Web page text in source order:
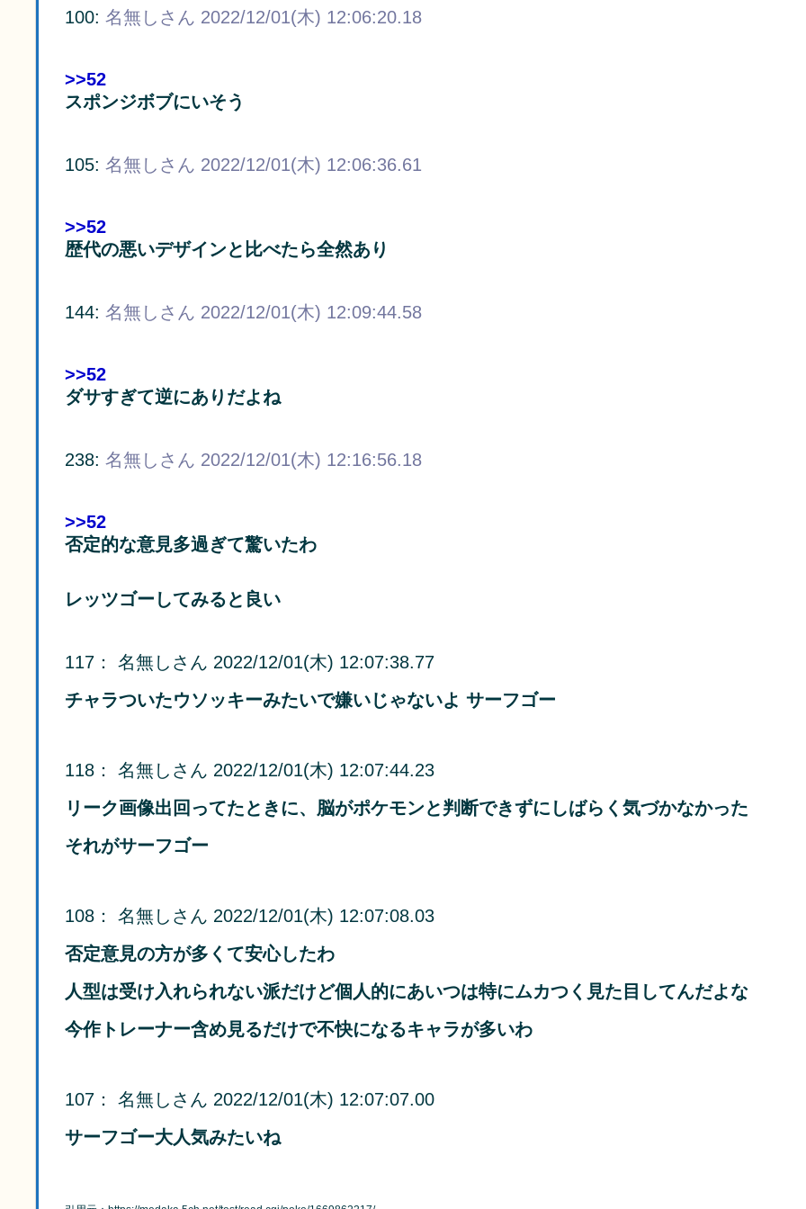
100: 名無しさん 2022/12/01(木) 12:06:20.18
>>52
スポンジボブにいそう
105: 名無しさん 2022/12/01(木) 12:06:36.61
>>52
歴代の悪いデザインと比べたら全然あり
144: 名無しさん 2022/12/01(木) 12:09:44.58
>>52
ダサすぎて逆にありだよね
238: 名無しさん 2022/12/01(木) 12:16:56.18
>>52
否定的な意見多過ぎて驚いたわ
レッツゴーしてみると良い
117 ： 名無しさん 2022/12/01(木) 12:07:38.77
チャラついたウソッキーみたいで嫌いじゃないよ サーフゴー
118 ： 名無しさん 2022/12/01(木) 12:07:44.23
リーク画像出回ってたときに、脳がポケモンと判断できずにしばらく気づかなかった
それがサーフゴー
108 ： 名無しさん 2022/12/01(木) 12:07:08.03
否定意見の方が多くて安心したわ
人型は受け入れられない派だけど個人的にあいつは特にムカつく見た目してんだよな
今作トレーナー含め見るだけで不快になるキャラが多いわ
107 ： 名無しさん 2022/12/01(木) 12:07:07.00
サーフゴー大人気みたいね